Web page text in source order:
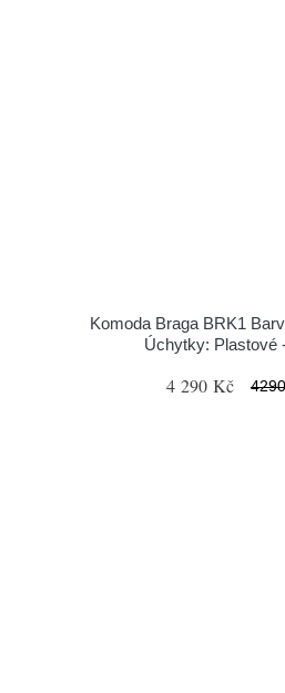
Komoda Braga BRK1
Úchytky: Plastové
4 290 Kč